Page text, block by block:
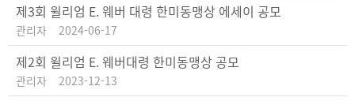
제3회 윌리엄 E. 웨버 대령 한미동맹상 에세이 공모
관리자 2024-06-17
제2회 윌리엄 E. 웨버대령 한미동맹상 공모
관리자 2023-12-13